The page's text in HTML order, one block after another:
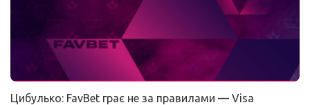
Цибулько: FavBet грає не за правилами — Visa